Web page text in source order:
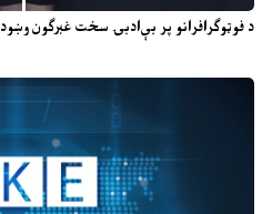
د فوټوګرافرانو پر بې‌ادبۍ سخت غبرګون وښود